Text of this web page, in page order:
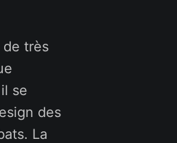
de très
se
des
La